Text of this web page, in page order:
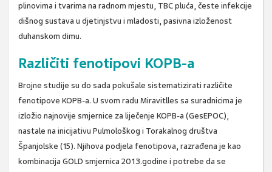
plinovima i tvarima na radnom mjestu, TBC pluća, česte infekcije
dišnog sustava u djetinjstvu i mladosti, pasivna izloženost
duhanskom dimu.
Različiti fenotipovi KOPB-a
Brojne studije su do sada pokušale sistematizirati različite
fenotipove KOPB-a. U svom radu Miravitlles sa suradnicima je
izložio najnovije smjernice za liječenje KOPB-a (GesEPOC),
nastale na inicijativu Pulmološkog i Torakalnog društva
Španjolske (15). Njihova podjela fenotipova, razrađena je kao
kombinacija GOLD smjernica 2013.godine i potrebe da se